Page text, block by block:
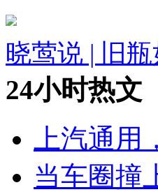
晓莺说 | 旧
24小时热文
上汽通
当车圈撞